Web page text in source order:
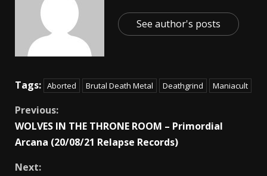
See author's posts
Tags: Aborted Brutal Death Metal Deathgrind Maniacult
Previous:
WOLVES IN THE THRONE ROOM – Primordial
Arcana (20/08/21 Relapse Records)
Next: